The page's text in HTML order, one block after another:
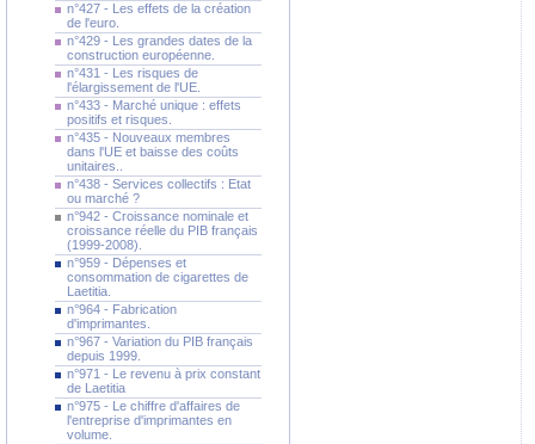
n°427 - Les effets de la création
de l'euro.
n°429 - Les grandes dates de la
construction européenne.
n°431 - Les risques de
l'élargissement de l'UE.
n°433 - Marché unique : effets
positifs et risques.
n°435 - Nouveaux membres
dans l'UE et baisse des coûts
unitaires..
n°438 - Services collectifs : Etat
ou marché ?
n°942 - Croissance nominale et
croissance réelle du PIB français
(1999-2008).
n°959 - Dépenses et
consommation de cigarettes de
Laetitia.
n°964 - Fabrication
d'imprimantes.
n°967 - Variation du PIB français
depuis 1999.
n°971 - Le revenu à prix constant
de Laetitia
n°975 - Le chiffre d'affaires de
l'entreprise d'imprimantes en
volume.